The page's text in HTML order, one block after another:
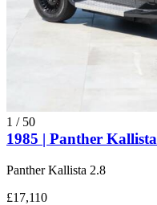
1 / 50
1985 | Panther Kallista
Panther Kallista 2.8
£17,110